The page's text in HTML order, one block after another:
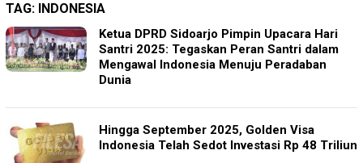
TAG: INDONESIA
Ketua DPRD Sidoarjo Pimpin Upacara Hari
Santri 2025: Tegaskan Peran Santri dalam
Mengawal Indonesia Menuju Peradaban
Dunia
Hingga September 2025, Golden Visa
Indonesia Telah Sedot Investasi Rp 48 Triliun